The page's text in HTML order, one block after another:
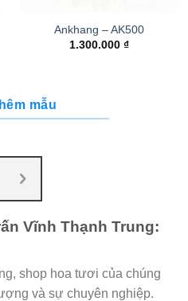
Ankhang – AK500
1.300.000 ₫
mẫu
Vĩnh Thạnh Trung:
shop hoa tươi của chúng
và sự chuyên nghiệp.